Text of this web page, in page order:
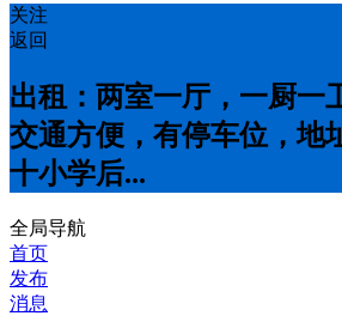
关注
返回
出租：两室一厅，一厨一
交通方便，有停车位，地
十小学后...
全局导航
首页
发布
消息